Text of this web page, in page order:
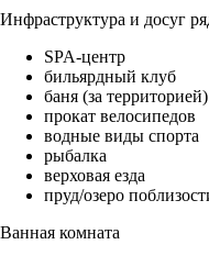
Инфраструктура и досуг
SPA-центр
бильярдный клуб
баня (за территорией)
прокат велосипедов
водные виды спорта
рыбалка
верховая езда
пруд/озеро
Ванная комната